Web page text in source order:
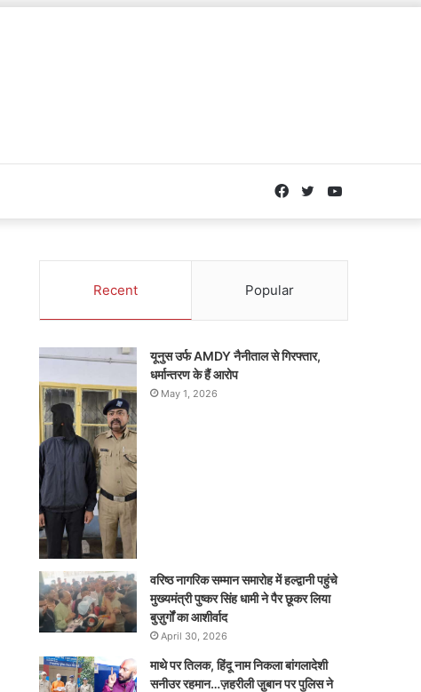
YouTube
Twitter
Facebook
Recent Popular
यूनुस उर्फ AMDY नैनीताल से गिरफ्तार,
धर्मान्तरण के हैं आरोप
May 1, 2026
वरिष्ठ नागरिक सम्मान समारोह में हल्द्वानी पहुंचे
मुख्यमंत्री पुष्कर सिंह धामी ने पैर छूकर लिया
बुज़ुर्गों का आशीर्वाद
April 30, 2026
माथे पर तिलक, हिंदू नाम निकला बांगलादेशी
सनीउर रहमान…ज़हरीली जु़बान पर पुलिस ने